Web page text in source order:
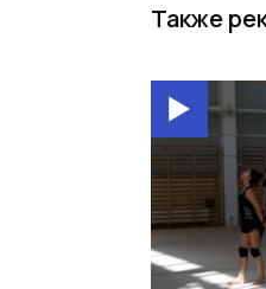
Также